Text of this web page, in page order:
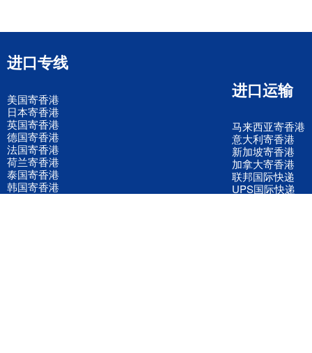
进口专线
美国寄香港
日本寄香港
英国寄香港
德国寄香港
法国寄香港
荷兰寄香港
泰国寄香港
韩国寄香港
进口运输
马来西亚寄香港
意大利寄香港
新加坡寄香港
加拿大寄香港
联邦国际快递
UPS国际快递